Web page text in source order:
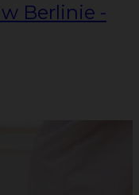
Berlinie -